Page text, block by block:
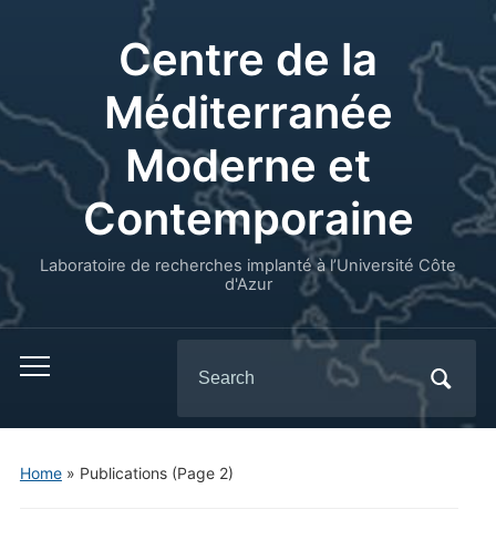
Centre de la
Méditerranée
Moderne et
Contemporaine
Laboratoire de recherches implanté à l’Université Côte
d'Azur
for:
Home» Publications(Page 2)